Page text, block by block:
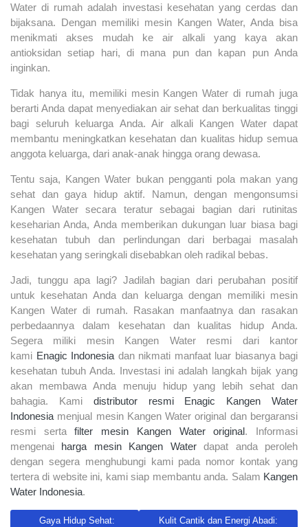
Water di rumah adalah investasi kesehatan yang cerdas dan
bijaksana. Dengan memiliki mesin Kangen Water, Anda bisa
menikmati akses mudah ke air alkali yang kaya akan
antioksidan setiap hari, di mana pun dan kapan pun Anda
inginkan.
Tidak hanya itu, memiliki mesin Kangen Water di rumah juga
berarti Anda dapat menyediakan air sehat dan berkualitas tinggi
bagi seluruh keluarga Anda. Air alkali Kangen Water dapat
membantu meningkatkan kesehatan dan kualitas hidup semua
anggota keluarga, dari anak-anak hingga orang dewasa.
Tentu saja, Kangen Water bukan pengganti pola makan yang
sehat dan gaya hidup aktif. Namun, dengan mengonsumsi
Kangen Water secara teratur sebagai bagian dari rutinitas
keseharian Anda, Anda memberikan dukungan luar biasa bagi
kesehatan tubuh dan perlindungan dari berbagai masalah
kesehatan yang seringkali disebabkan oleh radikal bebas.
Jadi, tunggu apa lagi? Jadilah bagian dari perubahan positif
untuk kesehatan Anda dan keluarga dengan memiliki mesin
Kangen Water di rumah. Rasakan manfaatnya dan rasakan
perbedaannya dalam kesehatan dan kualitas hidup Anda.
Segera miliki mesin Kangen Water resmi dari kantor
kami Enagic Indonesia dan nikmati manfaat luar biasanya bagi
kesehatan tubuh Anda. Investasi ini adalah langkah bijak yang
akan membawa Anda menuju hidup yang lebih sehat dan
bahagia. Kami distributor resmi Enagic Kangen Water
Indonesia menjual mesin Kangen Water original dan bergaransi
resmi sertafilter mesin Kangen Water original. Informasi
mengenai harga mesin Kangen Waterdapat anda peroleh
dengan segera menghubungi kami pada nomor kontak yang
tertera di website ini, kami siap membantu anda. Salam Kangen
Water Indonesia.
Previous article: Gaya Hidup Sehat: Strategi Jitu untuk Mengatasi
Gaya Hidup Sehat:
Next article: Kulit Cantik dan Energi
Kulit Cantik dan Energi Abadi: